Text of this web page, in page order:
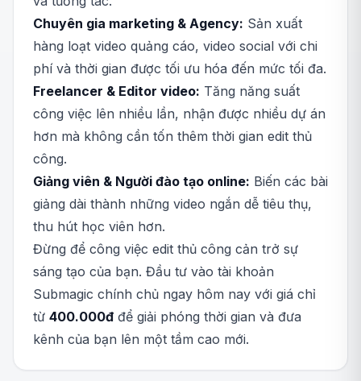
Chuyên gia marketing & Agency: Sản xuất
hàng loạt video quảng cáo, video social với chi
phí và thời gian được tối ưu hóa đến mức tối đa.
Freelancer & Editor video: Tăng năng suất
công việc lên nhiều lần, nhận được nhiều dự án
hơn mà không cần tốn thêm thời gian edit thủ
công.
Giảng viên & Người đào tạo online: Biến các bài
giảng dài thành những video ngắn dễ tiêu thụ,
thu hút học viên hơn.
Đừng để công việc edit thủ công cản trở sự
sáng tạo của bạn. Đầu tư vào tài khoản
Submagic chính chủ ngay hôm nay với giá chỉ
từ 400.000đ để giải phóng thời gian và đưa
kênh của bạn lên một tầm cao mới.